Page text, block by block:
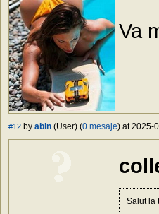
Va
#12 by abin (User) (0 mesaje) at 2025-
Salut la